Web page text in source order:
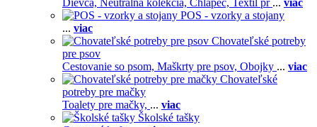
Dievča, Neutrálna kolekcia, Chlapec, Textil pr ... viac
POS - vzorky a stojany
... viac
Chovateľské potreby
pre psov
Cestovanie so psom, Maškrty pre psov, Obojky ... viac
Chovateľské
potreby pre mačky
Toalety pre mačky, ... viac
Školské tašky